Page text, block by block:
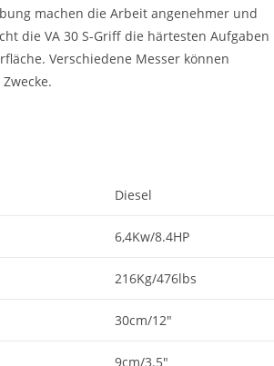
machen die Arbeit angenehmer und
die VA 30 S-Griff die härtesten Aufgaben
Verschiedene Messer können
Diesel
6,4Kw/8.4HP
216Kg/476lbs
30cm/12"
9cm/3.5"